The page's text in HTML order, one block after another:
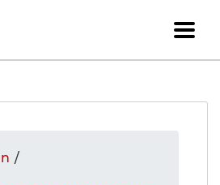
/